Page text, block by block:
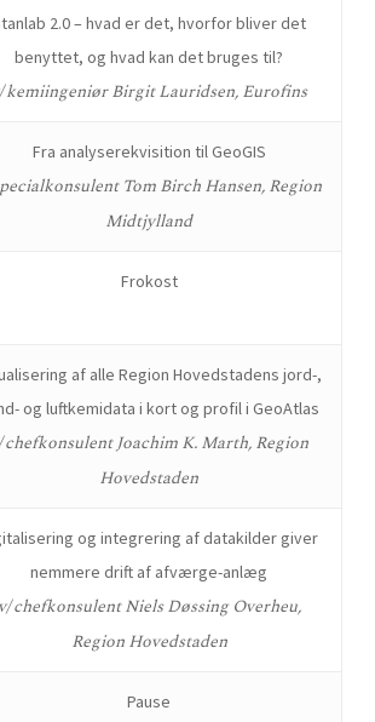
2.0 – hvad er det, hvorfor bliver det
benyttet, og hvad kan det bruges til?
kemiingeniør Birgit Lauridsen, Eurofins
Fra analyserekvisition til GeoGIS
Tom Birch Hansen, Region
Midtjylland
Frokost
af alle Region Hovedstadens jord-,
og luftkemidata i kort og profil i GeoAtlas
chefkonsulent Joachim K. Marth, Region
Hovedstaden
og integrering af datakilder giver
nemmere drift af afværge-anlæg
v/ chefkonsulent Niels Døssing Overheu,
Region Hovedstaden
Pause